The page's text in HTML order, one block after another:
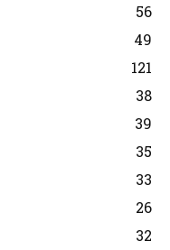
56
49
121
38
39
35
33
26
32